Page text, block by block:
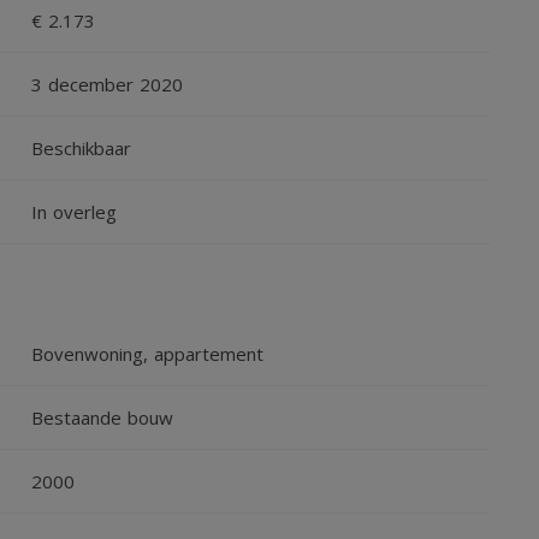
geïsoleerde vloeren
middels radiatoren
€ 2.173
3 december 2020
Beschikbaar
In overleg
Bovenwoning, appartement
Bestaande bouw
2000